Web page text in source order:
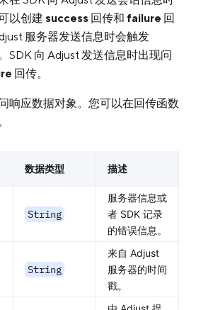
以创建 success 回传和 failure 回
服务器发送信息时会触发
SDK 向 Adjust 发送信息时出现问
回传。
响应数据对象。您可以在回传函数
数据类型 描述
String
服务器信息或
者 SDK 记录
的错误信息。
String
来自 Adjust
服务器的时间
戳。